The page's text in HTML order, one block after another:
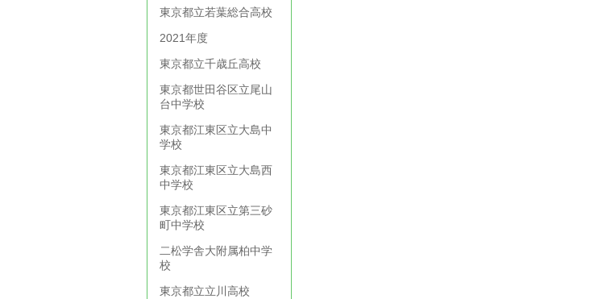
東京都立若葉総合高校
2021年度
東京都立千歳丘高校
東京都世田谷区立尾山
台中学校
東京都江東区立大島中
学校
東京都江東区立大島西
中学校
東京都江東区立第三砂
町中学校
二松学舎大附属柏中学
校
東京都立立川高校